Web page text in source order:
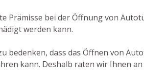
Prämisse bei der Öffnung von
werden kann.
bedenken, dass das Öffnen von
kann. Deshalb raten wir Ihnen